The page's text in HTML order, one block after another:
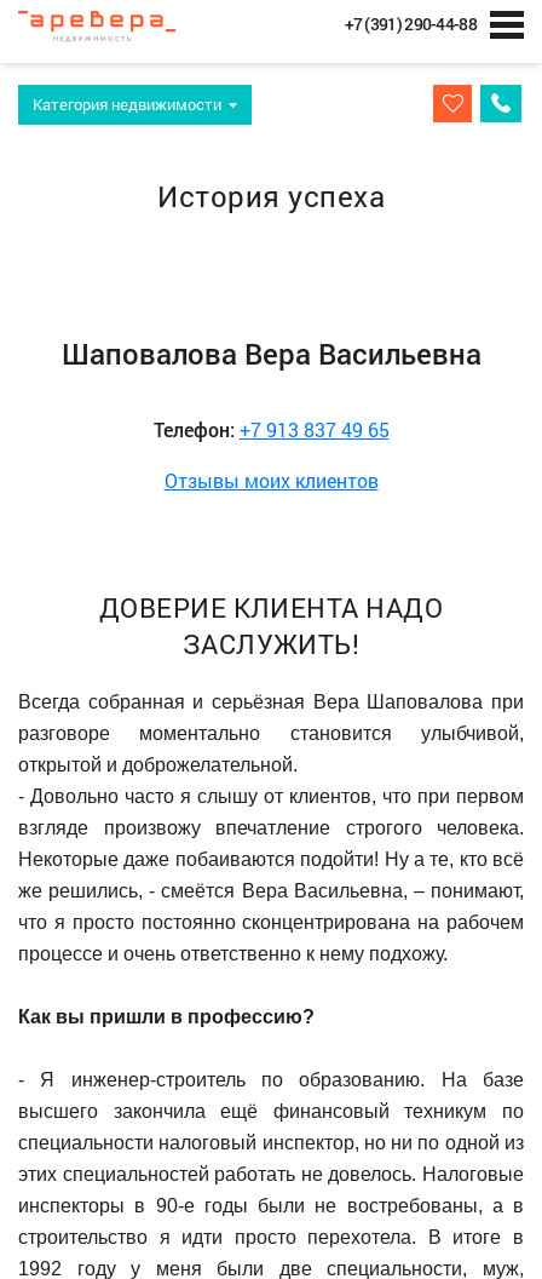
+7 (391) 290-44-88
Категория недвижимости
История успеха
Шаповалова Вера Васильевна
Телефон: +7 913 837 49 65
Отзывы моих клиентов
ДОВЕРИЕ КЛИЕНТА НАДО
ЗАСЛУЖИТЬ!
Всегда собранная и серьёзная Вера Шаповалова при
разговоре моментально становится улыбчивой,
открытой и доброжелательной.
- Довольно часто я слышу от клиентов, что при первом
взгляде произвожу впечатление строгого человека.
Некоторые даже побаиваются подойти! Ну а те, кто всё
же решились, - смеётся Вера Васильевна, – понимают,
что я просто постоянно сконцентрирована на рабочем
процессе и очень ответственно к нему подхожу.
Как вы пришли в профессию?
- Я инженер-строитель по образованию. На базе
высшего закончила ещё финансовый техникум по
специальности налоговый инспектор, но ни по одной из
этих специальностей работать не довелось. Налоговые
инспекторы в 90-е годы были не востребованы, а в
строительство я идти просто перехотела. В итоге в
1992 году у меня были две специальности, муж,